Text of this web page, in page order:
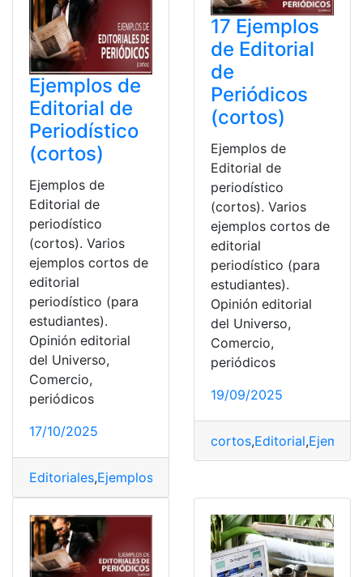
Ejemplos de
Editorial de
Periodístico
(cortos)
Ejemplos de
Editorial de
periodístico
(cortos). Varios
ejemplos cortos de
editorial
periodístico (para
estudiantes).
Opinión editorial
del Universo,
Comercio,
periódicos
17/10/2025
Editoriales,Ejemplos
17 Ejemplos
de Editorial
de
Periódicos
(cortos)
Ejemplos de
Editorial de
periodístico
(cortos). Varios
ejemplos cortos de
editorial
periodístico (para
estudiantes).
Opinión editorial
del Universo,
Comercio,
periódicos
19/09/2025
cortos,Editorial,